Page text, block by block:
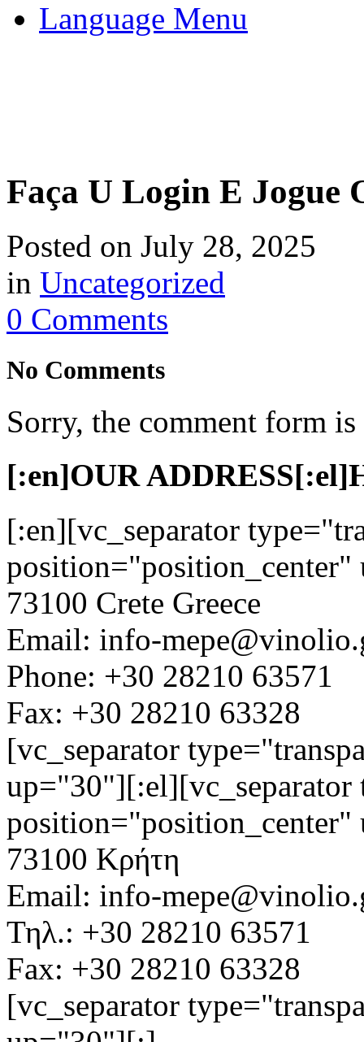
Language Menu
Faça U Login E Jogue
Posted on July 28, 2025
in Uncategorized
0 Comments
No Comments
Sorry, the comment form
[:en]OUR
[:en][vc_separator
73100 Crete Greece
Email: info-
Phone: +30 28210 63571
Fax: +30 28210 63328
[vc_separator
up="30"][:el][vc_separator
73100 Κρήτη
Email: info-
Τηλ.: +30 28210 63571
Fax: +30 28210 63328
[vc_separator